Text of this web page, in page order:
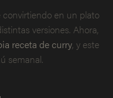
convirtiendo en un plato
versiones. Ahora,
receta de curry, y este
semanal.